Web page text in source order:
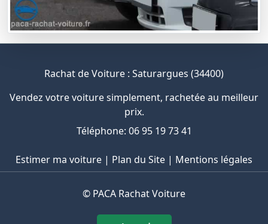
Rachat de Voiture : Saturargues (34400)
Vendez votre voiture simplement, rachetée au meilleur
prix.
Téléphone: 06 95 19 73 41
Estimer ma voiture | Plan du Site | Mentions légales
© PACA Rachat Voiture